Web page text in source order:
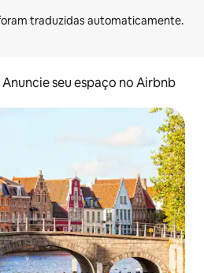
Anuncie seu espaço no Airbnb